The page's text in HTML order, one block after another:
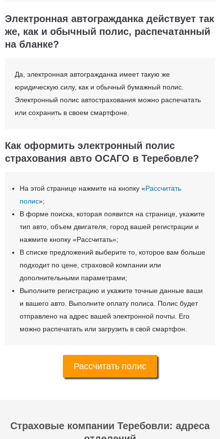
Электронная автогражданка действует так
же, как и обычный полис, распечатанный
на бланке?
Да, электронная автогражданка имеет такую же
юридическую силу, как и обычный бумажный полис.
Электронный полис автострахования можно распечатать
или сохранить в своем смартфоне.
Как оформить электронный полис
страхования авто ОСАГО в Теребовле?
На этой странице нажмите на кнопку «Рассчитать
полис»;
В форме поиска, которая появится на странице, укажите
тип авто, объем двигателя, город вашей регистрации и
нажмите кнопку «Рассчитать»;
В списке предложений выберите то, которое вам больше
подходит по цене, страховой компании или
дополнительными параметрами;
Выполните регистрацию и укажите точные данные ваши
и вашего авто. Выполните оплату полиса. Полис будет
отправлено на адрес вашей электронной почты. Его
можно распечатать или загрузить в свой смартфон.
Рассчитать полис
Страховые компании Теребовли: адреса